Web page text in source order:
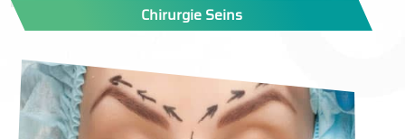
Chirurgie Seins